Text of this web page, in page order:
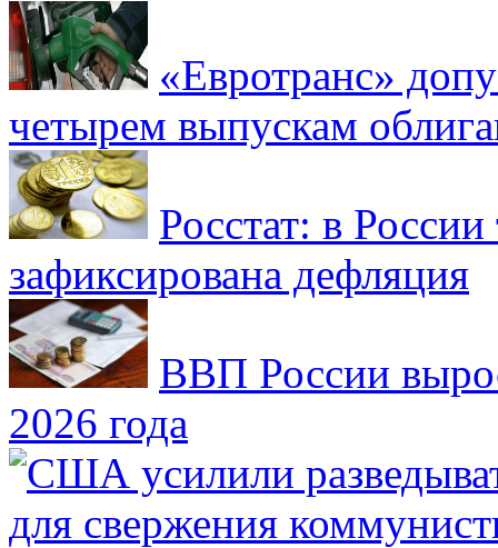
«Евротранс»
четырем выпускам
Росстат: в России
зафиксирована дефляция
ВВП России
2026 года